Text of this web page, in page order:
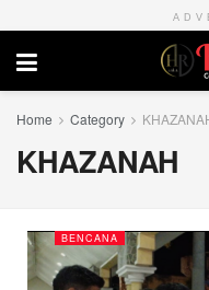
Home Category
KHAZANAH
BENCANA